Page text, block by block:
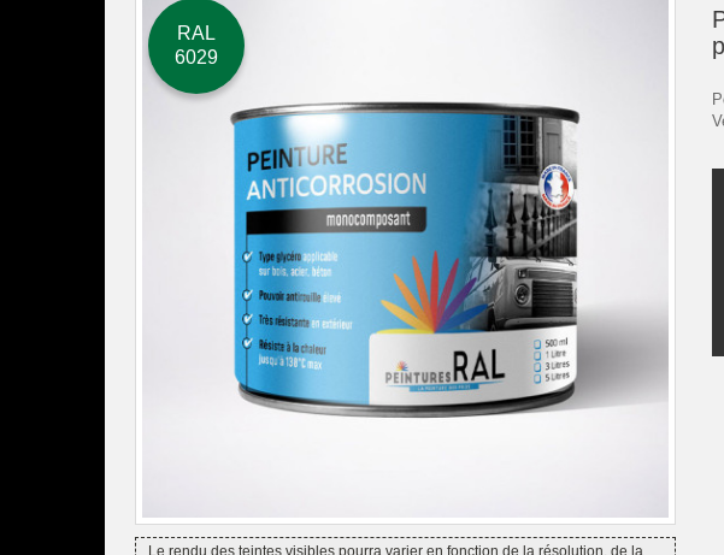
RAL
6029
Le rendu des teintes visibles pourra varier en fonction de la résolution, de la